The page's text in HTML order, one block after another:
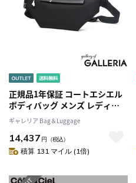
正規品1年保証 コートエシエル
ボディバッグ メンズ レディー
ス Cote&Ciel ウエストバッグ
カジュアル おしゃれ ブランド
軽量 軽い 小さめ 撥水 1.2L
Isarau XS Sleek Black Color
ギャレリア Bag＆Luggage
14,437 円 （税込）
積算 131 マイル (1倍)